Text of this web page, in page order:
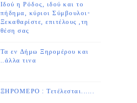
Ιδού η Ρόδος, ιδού και το
πήδημα, κύριοι Σύμβουλοι-
Ξεκαθαρίστε, επιτέλους ,τη
θέση σας
Τα εν Δήμω Ξηρομέρου και
..άλλα τινα
ΞΗΡΟΜΕΡΟ : Τετέλεσται......